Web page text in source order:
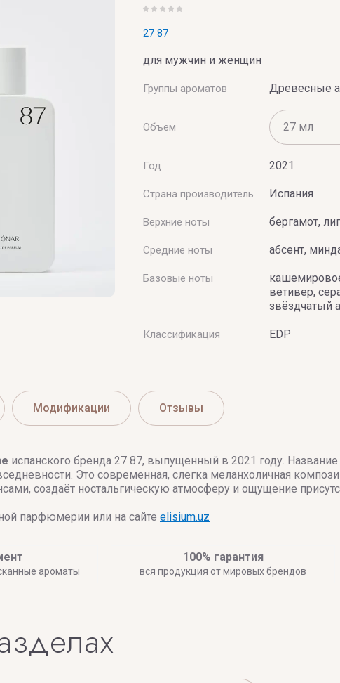
27 87
для мужчин и женщин
Группы ароматов Древесные
Объем
Год 2021
Страна производитель Испания
Верхние ноты бергамот,
Средние ноты абсент,
Базовые ноты
ветивер,
звёздчатый
Классификация EDP
Модификации Отзывы
испанского бренда 27 87, выпущенный в 2021 году.
Это современная, слегка меланхоличная
создаёт ностальгическую атмосферу и ощущение
парфюмерии или на сайте elisium.uz
ароматы
100% гарантия
вся продукция от мировых брендов
Secret
& ROLF
X